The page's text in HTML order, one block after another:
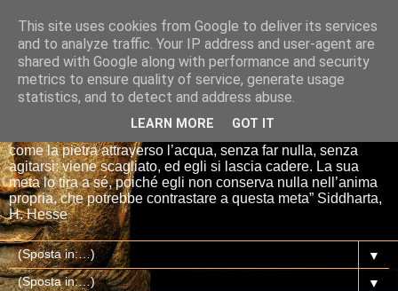
Io sono il mio Buddha
“Se tu getti una pietra nell’acqua, essa si affretta per la via
più breve fino al fondo. E così è Siddharta, quando ha una
meta, un proposito. Siddharta non fa nulla. Siddharta pensa,
come la pietra attraverso l’acqua, senza far nulla, senza
agitarsi: viene scagliato, ed egli si lascia cadere. La sua
meta lo tira a sé, poiché egli non conserva nulla nell’anima
propria, che potrebbe contrastare a questa meta” Siddharta,
H. Hesse
▼
▼
This site uses cookies from Google to deliver its services
and to analyze traffic. Your IP address and user-agent are
shared with Google along with performance and security
metrics to ensure quality of service, generate usage
statistics, and to detect and address abuse.
LEARN MORE GOT IT